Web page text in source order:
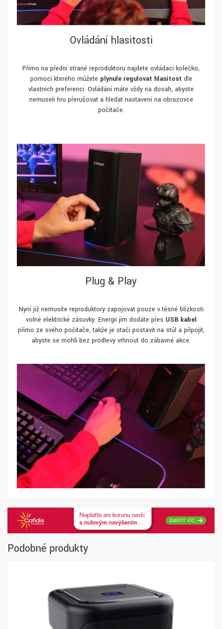
Ovládání hlasitosti
Přímo na přední straně reproduktoru najdete ovládací kolečko,
pomocí kterého můžete plynule regulovat hlasitost dle
vlastních preferencí. Ovládání máte vždy na dosah, abyste
nemuseli hru přerušovat a hledat nastavení na obrazovce
počítače.
Plug & Play
Nyní již nemusíte reproduktory zapojovat pouze v těsné blízkosti
volné elektrické zásuvky. Energii jim dodáte přes USB kabel
přímo ze svého počítače, takže je stačí postavit na stůl a připojit,
abyste se mohli bez prodlevy vrhnout do zábavné akce.
Podobné produkty